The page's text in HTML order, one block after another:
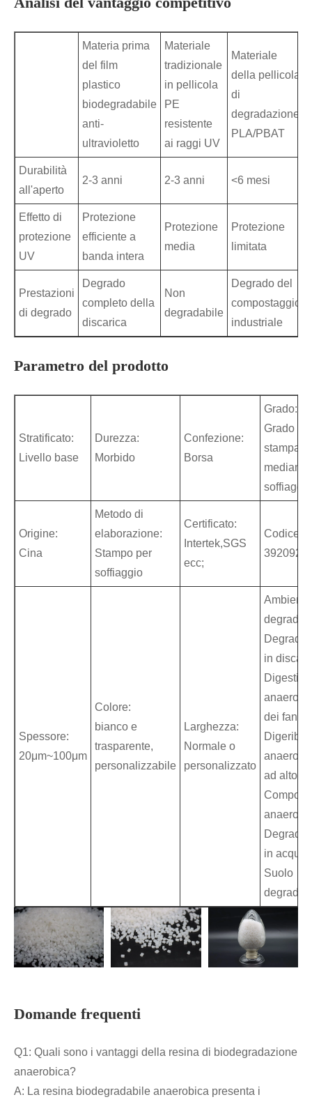
Materia prima
del film
plastico
biodegradabile
anti-
ultravioletto
Materiale
tradizionale
in pellicola
PE
resistente
ai raggi UV
Materiale
della pellicola
di
degradazione
PLA/PBAT
Durabilità
all'aperto
2-3 anni 2-3 anni <6 mesi
Effetto di
protezione
UV
Protezione
efficiente a
banda intera
Protezione
media
Protezione
limitata
Prestazioni
di degrado
Degrado
completo della
discarica
Non
degradabile
Degrado del
compostaggio
industriale
Parametro del prodotto
Stratificato:
Livello base
Durezza:
Morbido
Confezione:
Borsa
Grado:
Grado di
mediante
soffiaggio
Origine:
Cina
Metodo di
elaborazione:
Stampo per
soffiaggio
Certificato:
Intertek,SGS
ecc;
Codice
Spessore:
20μm~100μm
Colore:
bianco e
trasparente,
personalizzabile
Larghezza:
Normale o
personalizzato
Ambiente
in
dei fanghi
Digeribile
ad alto
in acqua
Suolo
Domande frequenti
Q1: Quali sono i vantaggi della resina di biodegradazione
anaerobica?
A: La resina biodegradabile anaerobica presenta i